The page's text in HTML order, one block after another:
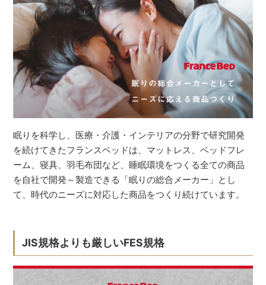
眠りを科学し、医療・介護・インテリアの分野で研究開発
を続けてきたフランスベッドは、マットレス、ベッドフレ
ーム、寝具、羽毛布団など、睡眠環境をつくる全ての商品
を自社で開発～製造できる「眠りの総合メーカー」とし
て、時代のニーズに対応した商品をつくり続けています。
JIS規格よりも厳しいFES規格